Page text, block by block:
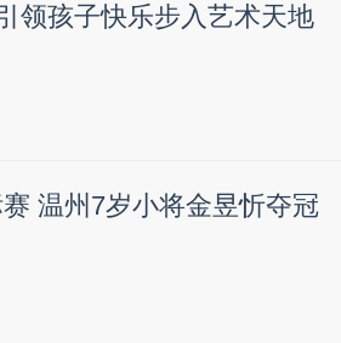
领孩子快乐步入艺术天地
温州7岁小将金昱忻夺冠